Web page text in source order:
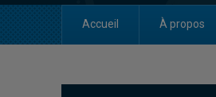
Accueil À propos